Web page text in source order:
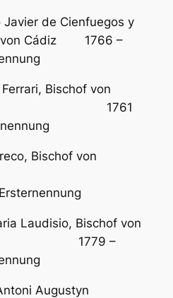
de Cienfuegos y
von Cádiz 1766 –
Bischof von
1761
Bischof von
Laudisio, Bischof von
–
Augustyn